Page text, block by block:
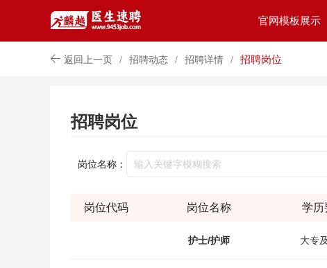
官网模板展示
返回上一页 / 招聘动态 / 招聘详情 / 招聘岗位
招聘岗位
岗位名称：
岗位代码 岗位名称 学历
护士/护师 大专